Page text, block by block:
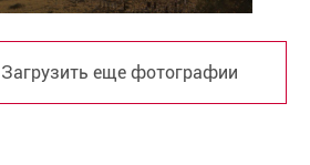
Загрузить еще фотографии